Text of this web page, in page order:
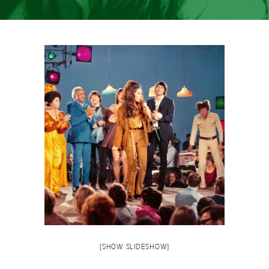
[SHOW SLIDESHOW]